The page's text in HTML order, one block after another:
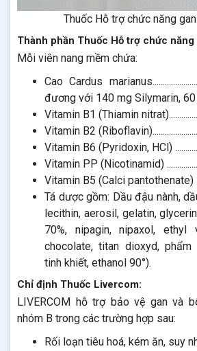
Thuốc Hỗ trợ chức năng
Thành phần Thuốc Hỗ trợ chức
Mỗi viên nang mềm chứa:
Cao Cardus
đương với 140 mg Silymarin,
Vitamin B1 (Thiamin
Vitamin B2
Vitamin B6 (Pyridoxin, HCl)
Vitamin PP (Nicotinamid)
Vitamin B5 (Calci pantothenate)
Tá dược gồm: Dầu đậu nành,
lecithin, aerosil, gelatin,
70%, nipagin, nipaxol, ethyl
chocolate, titan dioxyd, phẩm
tinh khiết, ethanol 90°).
Chỉ định Thuốc Livercom:
LIVERCOM hỗ trợ bảo vệ gan và
nhóm B trong các trường hợp sau:
Rối loạn tiêu hoá, kém ăn, suy